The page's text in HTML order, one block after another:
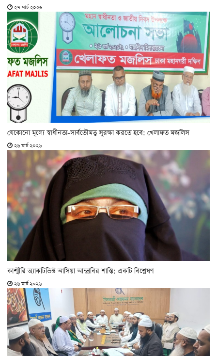
২৭ মার্চ ২০২৬
যেকোনো মূল্যে স্বাধীনতা-সার্বভৌমত্ব সুরক্ষা করতে হবে: খেলাফত মজলিস
২৬ মার্চ ২০২৬
কাশ্মীরি অ্যাকটিভিস্ট আসিয়া আন্দ্রাবির শাস্তি: একটি বিশ্লেষণ
২৬ মার্চ ২০২৬